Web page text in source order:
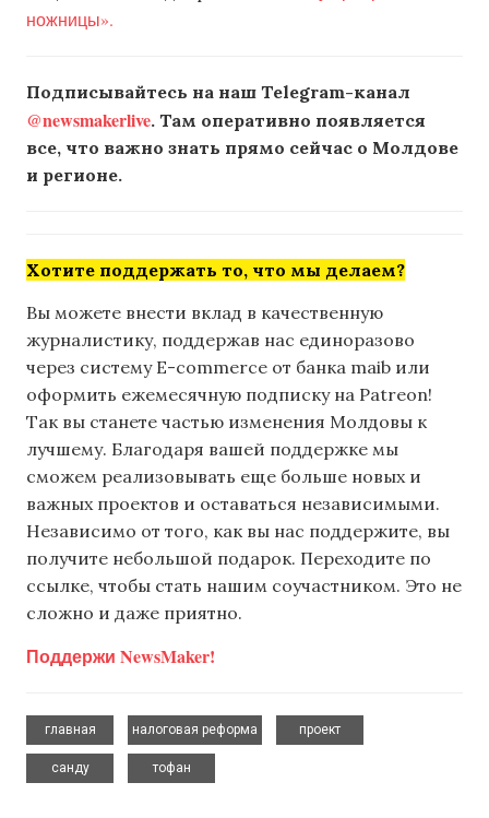
ножницы».
Подписывайтесь на наш Telegram-канал
@newsmakerlive. Там оперативно появляется
все, что важно знать прямо сейчас о Молдове
и регионе.
Хотите поддержать то, что мы делаем?
Вы можете внести вклад в качественную
журналистику, поддержав нас единоразово
через систему E-commerce от банка maib или
оформить ежемесячную подписку на Patreon!
Так вы станете частью изменения Молдовы к
лучшему. Благодаря вашей поддержке мы
сможем реализовывать еще больше новых и
важных проектов и оставаться независимыми.
Независимо от того, как вы нас поддержите, вы
получите небольшой подарок. Переходите по
ссылке, чтобы стать нашим соучастником. Это не
сложно и даже приятно.
Поддержи NewsMaker!
главная
налоговая реформа
проект
санду
тофан